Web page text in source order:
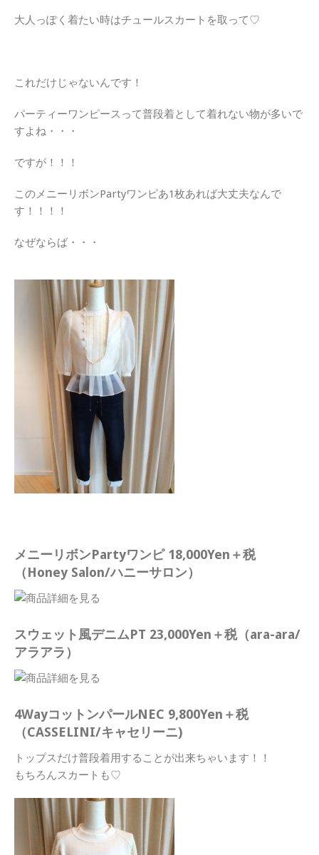
大人っぽく着たい時はチュールスカートを取って♡
これだけじゃないんです！
パーティーワンピースって普段着として着れない物が多いで
すよね・・・
ですが！！！
このメニーリボンPartyワンピあ1枚あれば大丈夫なんで
す！！！！
なぜならば・・・
メニーリボンPartyワンピ 18,000Yen＋税
（Honey Salon/ハニーサロン）
スウェット風デニムPT 23,000Yen＋税（ara-ara/
アラアラ）
4WayコットンパールNEC 9,800Yen＋税
（CASSELINI/キャセリーニ)
トップスだけ普段着用することが出来ちゃいます！！
もちろんスカートも♡